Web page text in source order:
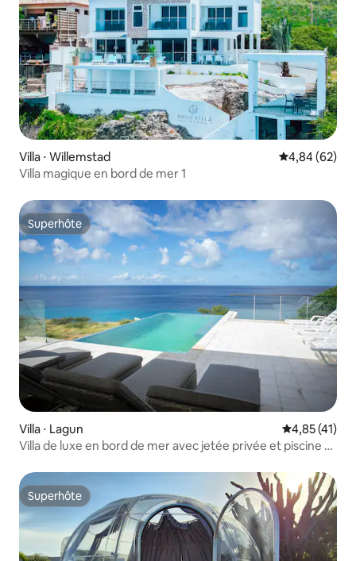
Villa ⋅ Willemstad Évaluation
4,84 (62)
Villa magique en bord de mer 1
Superhôte
Superhôte
Villa ⋅ Lagun Évaluation
4,85 (41)
Villa de luxe en bord de mer avec jetée privée et piscine à
Superhôte
Superhôte